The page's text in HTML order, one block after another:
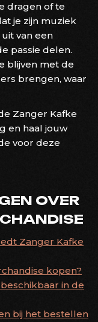
dragen of te
je zijn muziek
van een
passie delen.
blijven met de
brengen, waar
Zanger Kafke
en haal jouw
voor deze
OVER
Zanger Kafke
kopen?
in de
bij het bestellen